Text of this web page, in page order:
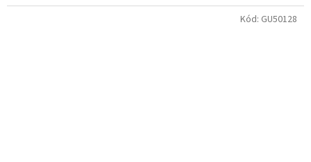
Kód: GU50128